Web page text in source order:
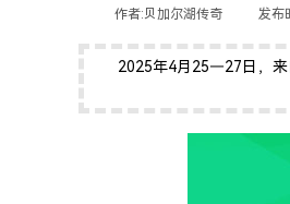
作者:贝加尔湖传奇 发布
2025年4月25—27日，来